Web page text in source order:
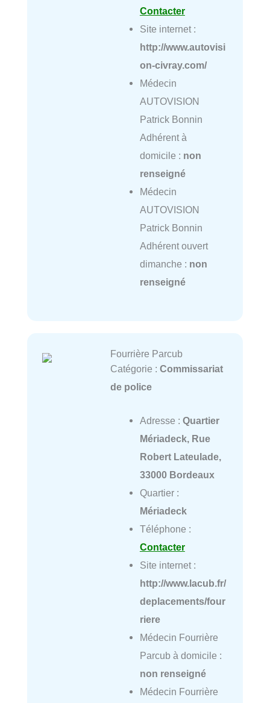
Contacter
Site internet :
http://www.autovisi
on-civray.com/
Médecin
AUTOVISION
Patrick Bonnin
Adhérent à
domicile : non
renseigné
Médecin
AUTOVISION
Patrick Bonnin
Adhérent ouvert
dimanche : non
renseigné
Fourrière Parcub
Catégorie : Commissariat
de police
Adresse : Quartier
Mériadeck, Rue
Robert Lateulade,
33000 Bordeaux
Quartier :
Mériadeck
Téléphone :
Contacter
Site internet :
http://www.lacub.fr/
deplacements/four
riere
Médecin Fourrière
Parcub à domicile :
non renseigné
Médecin Fourrière